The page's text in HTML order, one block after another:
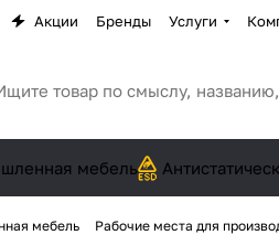
Акции Бренды Услуги
мебель
мебель Рабочие места для